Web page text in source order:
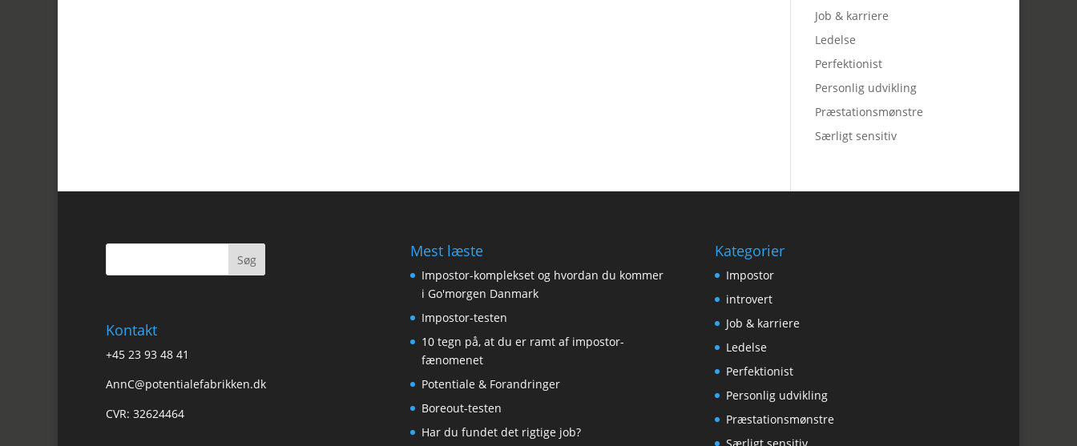
Job & karriere
Ledelse
Perfektionist
Personlig udvikling
Præstationsmønstre
Særligt sensitiv
Kontakt
+45 23 93 48 41
AnnC@potentialefabrikken.dk
CVR: 32624464
Mest læste
Impostor-komplekset og hvordan du kommer
i Go'morgen Danmark
Impostor-testen
10 tegn på, at du er ramt af impostor-
fænomenet
Potentiale & Forandringer
Boreout-testen
Har du fundet det rigtige job?
Kategorier
Impostor
introvert
Job & karriere
Ledelse
Perfektionist
Personlig udvikling
Præstationsmønstre